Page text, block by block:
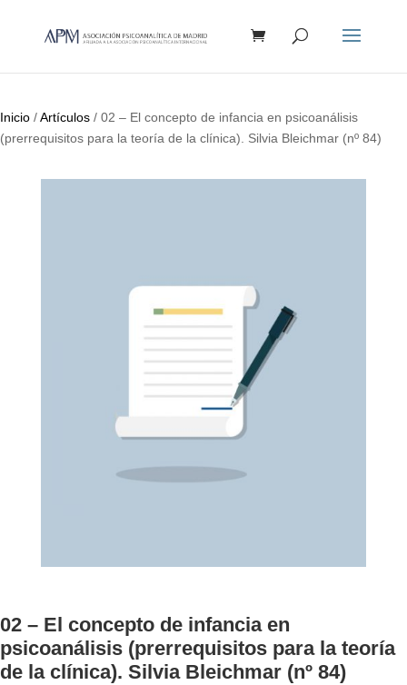
productos
Inicio /Artículos / 02 – El concepto de infancia en psicoanálisis
(prerrequisitos para la teoría de la clínica). Silvia Bleichmar (nº 84)
02 – El concepto de infancia en
psicoanálisis (prerrequisitos para la teoría
de la clínica). Silvia Bleichmar (nº 84)